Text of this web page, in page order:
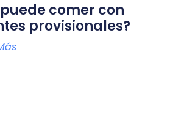
puede comer con
provisionales?